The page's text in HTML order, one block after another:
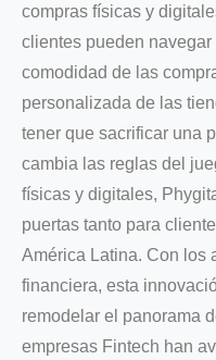
compras físicas y
clientes pueden
comodidad de las
personalizada de las
tener que sacrificar una
cambia las reglas del
físicas y digitales,
puertas tanto para
América Latina. Con los
financiera, esta
remodelar el panorama
empresas Fintech han